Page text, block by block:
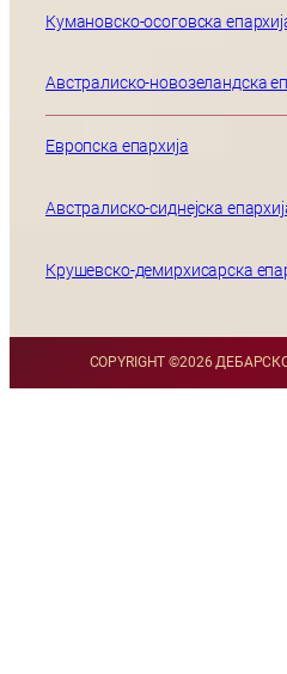
Кумановско-осоговска
Австралиско-новозеландска
Европска епархија
Австралиско-сиднејска
Крушевско-демирхисарска
COPYRIGHT ©2026